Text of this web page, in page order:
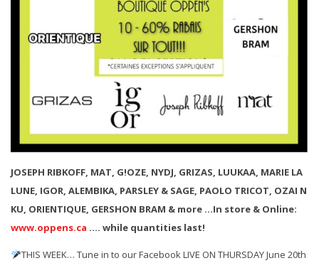
JOSEPH RIBKOFF, MAT, G!OZE, NYDJ, GRIZAS, LUUKAA, MARIE LA
LUNE, IGOR, ALEMBIKA, PARSLEY & SAGE, PAOLO TRICOT, OZAI N
KU, ORIENTIQUE, GERSHON BRAM & more …In store & Online:
www.oppens.ca …. while quantities last!
THIS WEEK… Tune in to our Facebook LIVE ON THURSDAY June 20th